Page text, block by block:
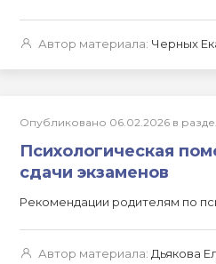
Автор материала: Черных
Опубликовано 06.02.2026 в
Психологическая
сдачи экзаменов
Рекомендации родителям по
Автор материала: Дьякова